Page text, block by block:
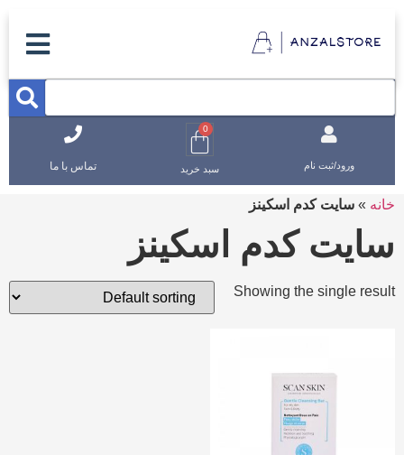
ورود/ثبت نام
0
سبد خرید تماس با ما
خانه » سایت کدم اسکینز
سایت کدم اسکینز
Showing the single result